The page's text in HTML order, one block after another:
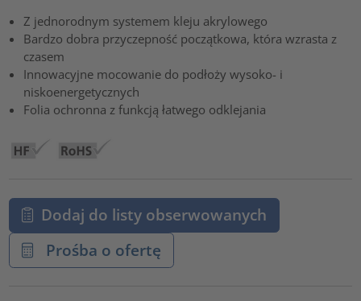
Z jednorodnym systemem kleju akrylowego
Bardzo dobra przyczepność początkowa, która wzrasta z
czasem
Innowacyjne mocowanie do podłoży wysoko- i
niskoenergetycznych
Folia ochronna z funkcją łatwego odklejania
Dodaj do listy obserwowanych
Prośba o ofertę